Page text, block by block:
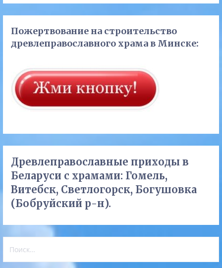
Пожертвование на строительство
древлеправославного храма в Минске:
Древлеправославные приходы в
Беларуси с храмами: Гомель,
Витебск, Светлогорск, Богушовка
(Бобруйский р-н).